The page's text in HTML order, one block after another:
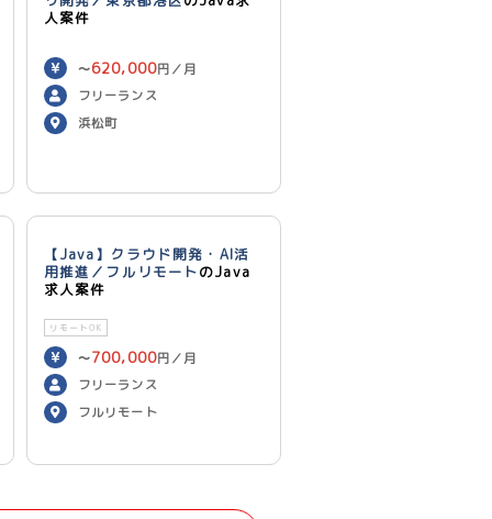
人案件
〜620,000円／月
フリーランス
浜松町
【Java】クラウド開発・AI活
用推進／フルリモートのJava
求人案件
リモートOK
〜700,000円／月
フリーランス
フルリモート